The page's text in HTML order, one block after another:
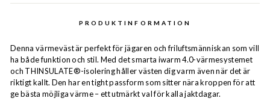
PRODUKTINFORMATION
Denna värmeväst är perfekt för jägaren och friluftsmänniskan som vill
ha både funktion och stil. Med det smarta iwarm 4.0-värmesystemet
och THINSULATE®-isolering håller västen dig varm även när det är
riktigt kallt. Den har en tight passform som sitter nära kroppen för att
ge bästa möjliga värme – ett utmärkt val för kalla jaktdagar.